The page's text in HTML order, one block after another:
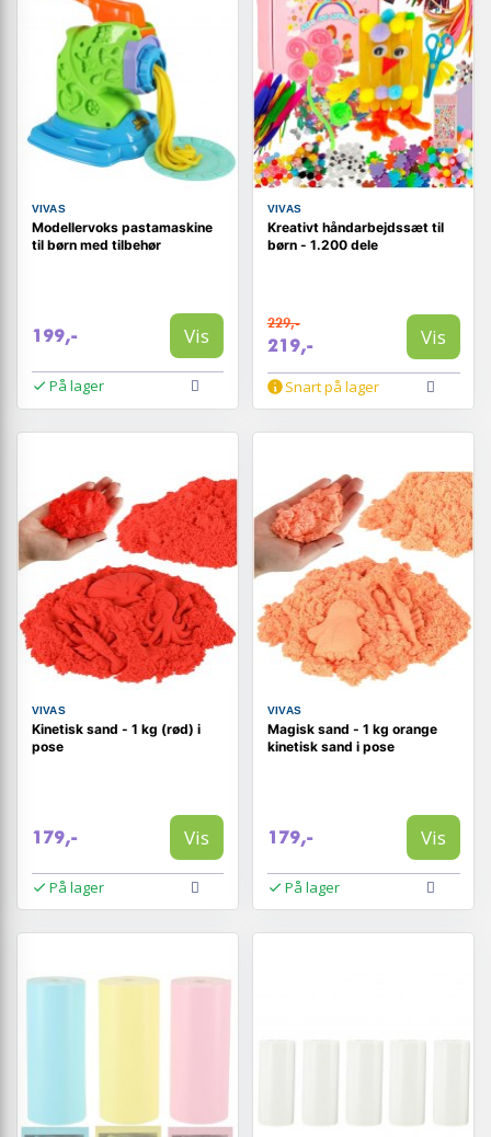
VIVAS
Modellervoks pastamaskine
til børn med tilbehør
199,- Vis
På lager
VIVAS
Kreativt håndarbejdssæt til
børn - 1.200 dele
229,-
219,- Vis
Snart på lager
VIVAS
Kinetisk sand - 1 kg (rød) i
pose
179,- Vis
På lager
VIVAS
Magisk sand - 1 kg orange
kinetisk sand i pose
179,- Vis
På lager